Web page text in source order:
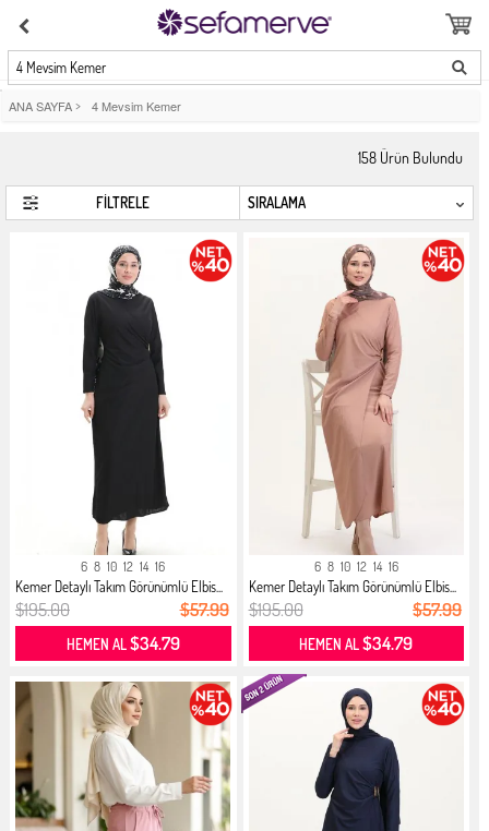
4 Mevsim Kemer
ANA SAYFA > 4 Mevsim Kemer
158 Ürün Bulundu
FİLTRELE
6 8 10 12 14 16
Kemer Detaylı Takım Görünümlü Elbis...
$195.00 $57.99
HEMEN AL$34.79
6 8 10 12 14 16
Kemer Detaylı Takım Görünümlü Elbis...
$195.00 $57.99
HEMEN AL$34.79